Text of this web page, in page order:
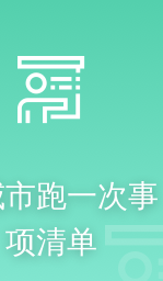
跑一次事
项清单